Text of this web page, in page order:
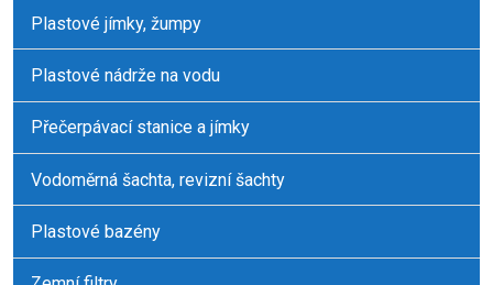
Plastové jímky, žumpy
Plastové nádrže na vodu
Přečerpávací stanice a jímky
Vodoměrná šachta, revizní šachty
Plastové bazény